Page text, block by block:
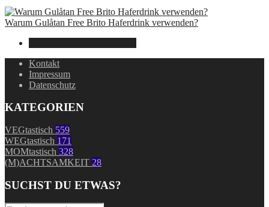
Warum Gulåtan Free Brito Haferdrink verwenden?
Kontakt
Impressum
Datenschutz
KATEGORIEN
VEGtastisch 559
WEGtastisch 171
MOMtastisch 328
(M)ACHTSAMKEIT 28
SUCHST DU ETWAS?